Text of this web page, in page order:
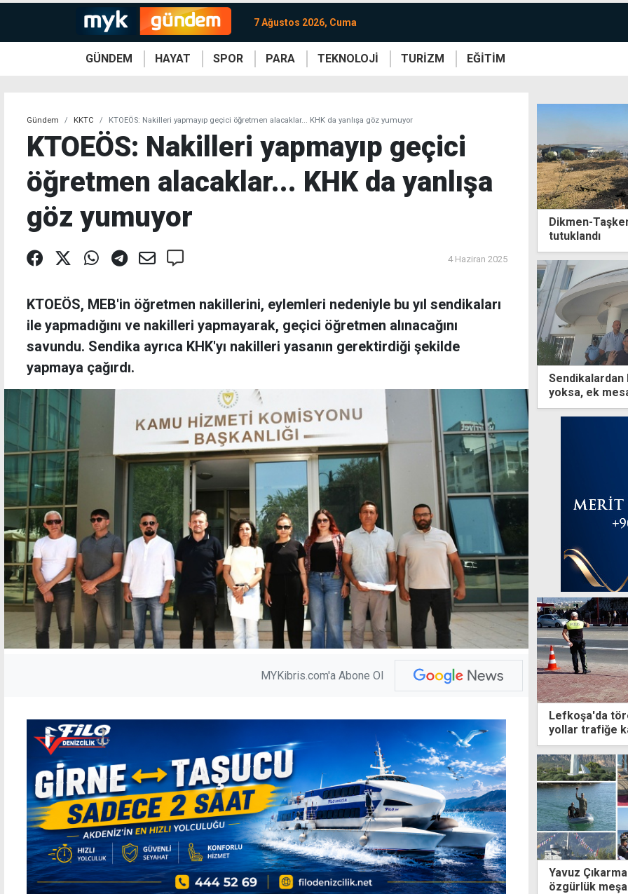
7 Ağustos 2026, Cuma
GÜNDEM HAYAT SPOR PARA TEKNOLOJİ TURİZM EĞİTİM
Gündem KKTC KTOEÖS: Nakilleri yapmayıp geçici öğretmen alacaklar... KHK da yanlışa göz yumuyor
KTOEÖS: Nakilleri yapmayıp geçici
öğretmen alacaklar... KHK da yanlışa
göz yumuyor
4 Haziran 2025
KTOEÖS, MEB'in öğretmen nakillerini, eylemleri nedeniyle bu yıl sendikaları
ile yapmadığını ve nakilleri yapmayarak, geçici öğretmen alınacağını
savundu. Sendika ayrıca KHK'yı nakilleri yasanın gerektirdiği şekilde
yapmaya çağırdı.
MYKibris.com'a Abone Ol
Dikmen-
tutuklandı
Sendikalardan
yoksa, ek
Lefkoşa'da
yollar trafiğe
Yavuz
özgürlük